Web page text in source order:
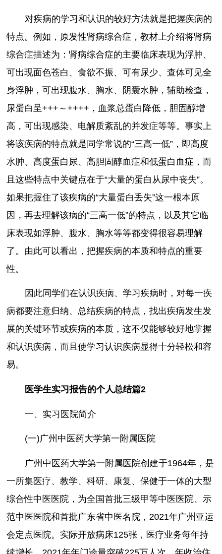
对疾病的学习和认识的较好方法就是把握疾病的
特点。例如，原发性肾病综合症，教材上介绍将肾病
综合症描述为：肾病综合症的主要临床表现为浮肿、
可出现面色苍白、食欲不振、可有尿少、查体可见全
身浮肿，可出现腹水、胸水、阴囊水肿，辅助检查，
尿蛋白呈+++～++++，血浆总蛋白降低，胆固醇增
高，可出现感染、电解质紊乱的并发症等等。事实上
将该疾病的特点就是同学常说的“三高一低”，即高度
水肿、高度蛋白尿、高胆固醇血症和低蛋白血症，而
且这些特点中关键点在于“大量的蛋白从尿中丧失”。
如果把握住了该疾病的“大量蛋白丢失”这一根本原
因，再去理解该病的“三高一低”的特点，以及其它临
床表现如浮肿、腹水、胸水等等都变得很容易理解
了。由此可以看出，把握疾病的本质和特点的重要
性。
因此同学们在认识疾病、学习疾病时，对每一疾
病都要注意归纳、总结疾病的特点，找出疾病发生发
展的关键环节或疾病的本质，这不仅能够较好地掌握
和认识疾病，而且使学习认识疾病显得十分轻松和容
易。
医学生实习报告的个人总结篇2
一、实习医院简介
(一)广州中医药大学第一附属医院
广州中医药大学第一附属医院创建于1964年，是
一所集医疗、教学、科研、康复、保健于一体的大型
综合性中医医院，为全国首批三级甲等中医医院、示
范中医医院和首批广东省中医名院，2021年广州亚运
会定点医院。实际开放病床125张，医疗业务每年持